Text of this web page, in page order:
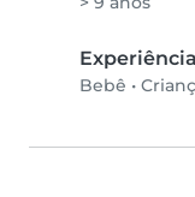
Bebê •